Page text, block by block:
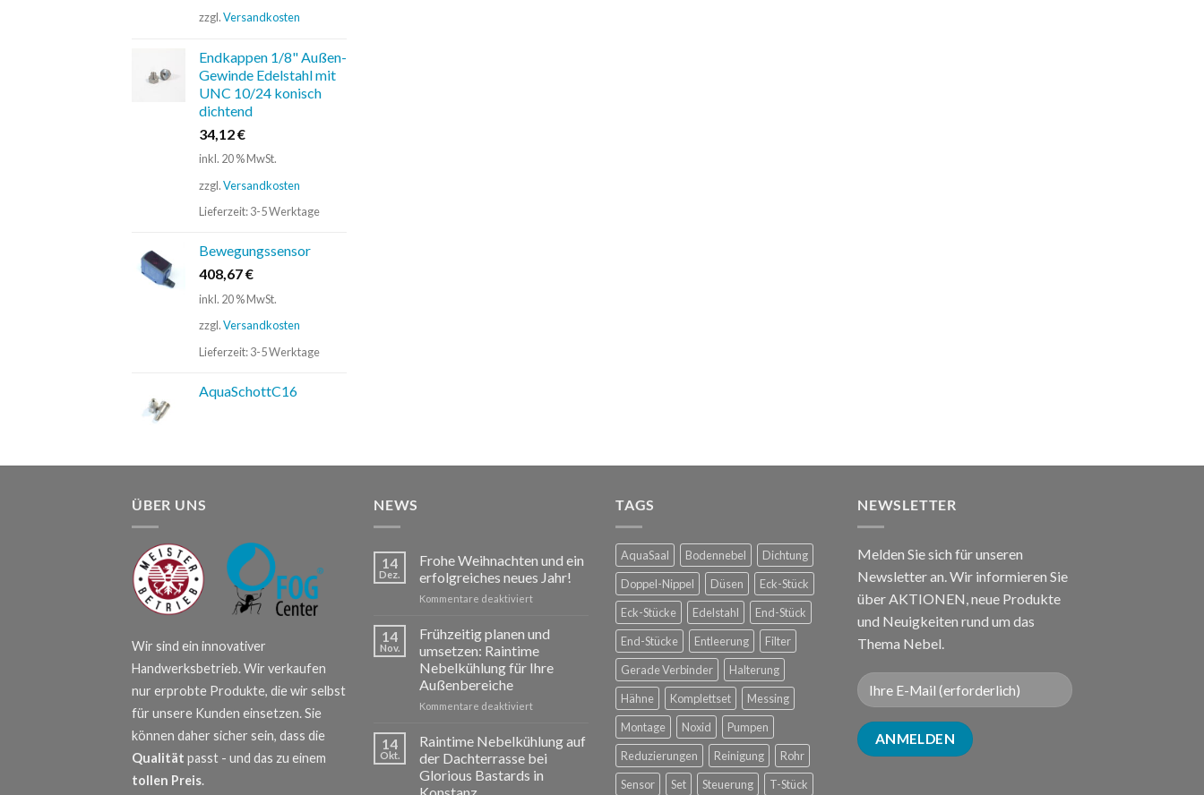
zzgl.Versandkosten
Endkappen 1/8" Außen-
Gewinde Edelstahl mit
UNC 10/24 konisch
dichtend
34,12€
inkl. 20 % MwSt.
zzgl.Versandkosten
Lieferzeit:3-5 Werktage
Bewegungssensor
408,67€
inkl. 20 % MwSt.
zzgl.Versandkosten
Lieferzeit:3-5 Werktage
AquaSchottC16
ÜBER UNS
Wir sind ein innovativer
Handwerksbetrieb. Wir verkaufen
nur erprobte Produkte, die wir selbst
für unsere Kunden einsetzen. Sie
können daher sicher sein, dass die
Qualität passt - und das zu einem
tollen Preis.
NEWS
14
Dez.
Frohe Weihnachten und ein
erfolgreiches neues Jahr!
Kommentare deaktiviertfür
Weihnachten
und
ein
erfolgreiches
Jahr!
14
Nov.
Frühzeitig planen und
umsetzen: Raintime
Nebelkühlung für Ihre
Außenbereiche
Kommentare deaktiviertfür
planen
und
umsetzen:
Raintime
14
Okt.
Raintime Nebelkühlung auf
der Dachterrasse bei
Glorious Bastards in
Konstanz
TAGS
AquaSaal Bodennebel
Dichtung
Doppel-Nippel
Düsen
Eck-Stück
Eck-Stücke
Edelstahl
End-Stück
End-Stücke
Entleerung
Filter
Gerade Verbinder
Halterung
Hähne
Komplettset
Messing
Montage
Noxid
Pumpen
Reduzierungen
Reinigung
Rohr
Sensor
Set Steuerung T-Stück
NEWSLETTER
Melden Sie sich für unseren
Newsletter an. Wir informieren Sie
über AKTIONEN, neue Produkte
und Neuigkeiten rund um das
Thema Nebel.